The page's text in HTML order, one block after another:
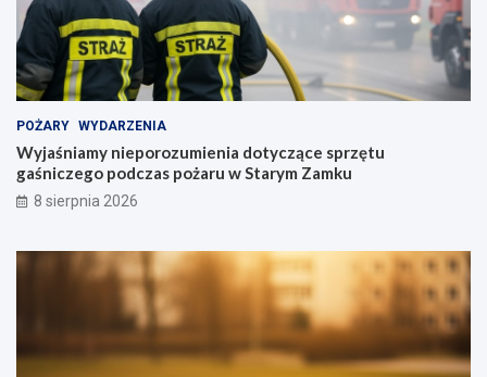
POŻARY WYDARZENIA
Wyjaśniamy nieporozumienia dotyczące sprzętu
gaśniczego podczas pożaru w Starym Zamku
8 sierpnia 2026